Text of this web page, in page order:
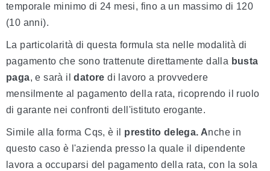
temporale minimo di 24 mesi, fino a un massimo di 120
(10 anni).
La particolarità di questa formula sta nelle modalità di
pagamento che sono trattenute direttamente dalla busta
paga, e sarà ildatore di lavoro a provvedere
mensilmente al pagamento della rata, ricoprendo il ruolo
di garante nei confronti dell'istituto erogante.
Simile alla forma Cqs, è il prestito delega. Anche in
questo caso è l'azienda presso la quale il dipendente
lavora a occuparsi del pagamento della rata, con la sola